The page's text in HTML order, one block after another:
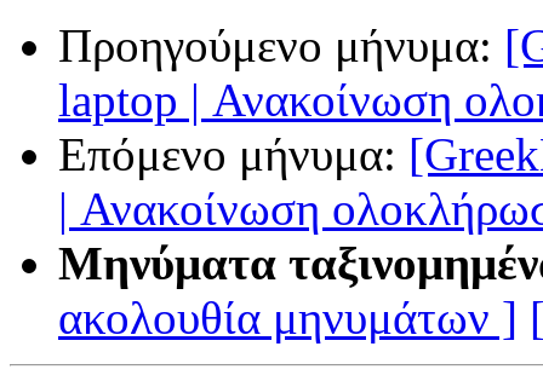
Προηγούμενο μήνυμα:
laptop | Ανακοίνωση
Επόμενο μήνυμα:
| Ανακοίνωση
Μηνύματα
ακολουθία μηνυμάτων ]